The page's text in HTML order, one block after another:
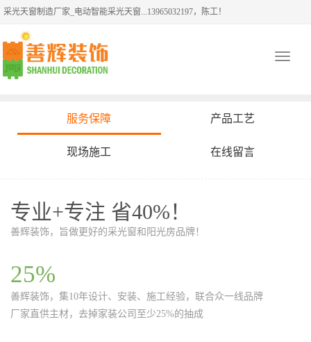
采光天窗制造厂家_电动智能采光天窗...13965032197，陈工！
Toggle
服务保障 产品工艺
现场施工 在线留言
专业+专注 省40%！
善辉装饰，旨做更好的采光窗和阳光房品牌！
25%
善辉装饰，集10年设计、安装、施工经验，联合众一线品牌
厂家直供主材，去掉家装公司至少25%的抽成